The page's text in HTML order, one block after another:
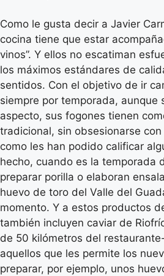
Como le gusta decir a Javier
cocina tiene que estar
vinos”. Y ellos no escatiman
los máximos estándares de
sentidos. Con el objetivo de ir
siempre por temporada, aunque
aspecto, sus fogones tienen
tradicional, sin obsesionarse con
como les han podido calificar
hecho, cuando es la temporada
preparar porilla o elaboran
huevo de toro del Valle del
momento. Y a estos productos
también incluyen caviar de
de 50 kilómetros del
aquellos que les permite los
preparar, por ejemplo, unos